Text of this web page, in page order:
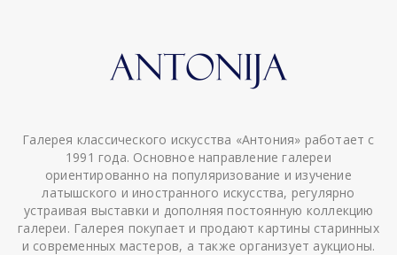
Галерея классического искусства «Антония» работает с
1991 года. Основное направление галереи
ориентированно на популяризование и изучение
латышского и иностранного искусства, регулярно
устраивая выставки и дополняя постоянную коллекцию
галереи. Галерея покупает и продают картины старинных
и современных мастеров, а также организует аукционы.